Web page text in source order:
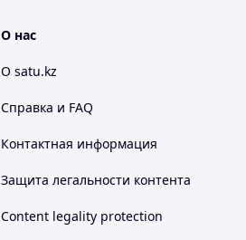
О нас
О satu.kz
Справка и FAQ
Контактная информация
Защита легальности контента
Content legality protection